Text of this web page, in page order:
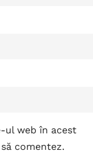
ul web în acest
comentez.